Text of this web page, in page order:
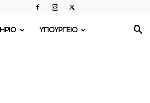
ΥΠΟΥΡΓΕΙΟ